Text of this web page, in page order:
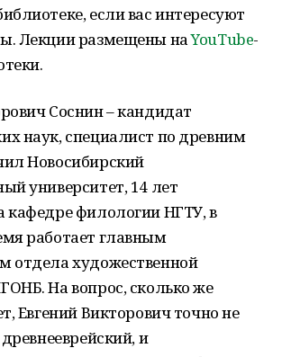
если вас интересуют
Лекции размещены наYouTube-
Соснин – кандидат
наук, специалист по древним
Новосибирский
университет, 14 лет
кафедре филологии НГТУ, в
работает главным
отдела художественной
На вопрос, сколько же
Евгений Викторович точно не
и